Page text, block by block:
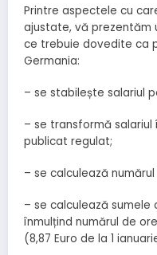
Printre aspectele cu
ajustate, vă prezentăm
ce trebuie dovedite ca
Germania:
– se stabilește salariul
– se transformă salariul
publicat regulat;
– se calculează
– se calculează sumele
înmulțind numărul de
(8,87 Euro de la 1